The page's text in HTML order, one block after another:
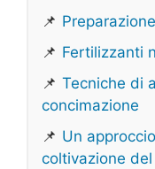
📌
📌 Fertilizzanti
📌 Tecniche di
concimazione
📌 Un
coltivazione